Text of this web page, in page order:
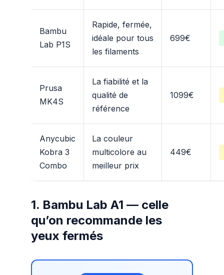
Bambu
Lab P1S
Rapide, fermée,
idéale pour tous
les filaments
699€
Prusa
MK4S
La fiabilité et la
qualité de
référence
1099€
Anycubic
Kobra 3
Combo
La couleur
multicolore au
meilleur prix
449€
1. Bambu Lab A1 — celle
qu’on recommande les
yeux fermés